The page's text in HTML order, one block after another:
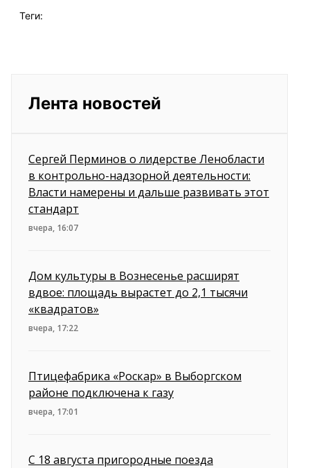
Теги:
Лента новостей
Сергей Перминов о лидерстве Ленобласти
в контрольно-надзорной деятельности:
Власти намерены и дальше развивать этот
стандарт
вчера, 16:07
Дом культуры в Вознесенье расширят
вдвое: площадь вырастет до 2,1 тысячи
«квадратов»
вчера, 17:22
Птицефабрика «Роскар» в Выборгском
районе подключена к газу
вчера, 17:01
С 18 августа пригородные поезда